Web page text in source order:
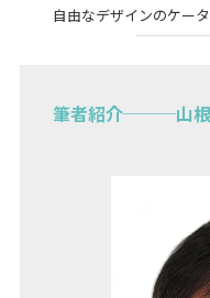
自由なデザインのケー
筆者紹介───山